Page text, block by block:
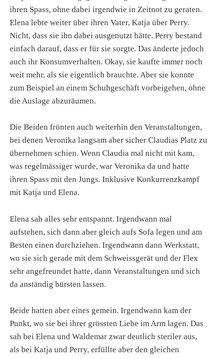
ihren Spass, ohne dabei irgendwie in Zeitnot zu geraten.
Elena lebte weiter über ihren Vater, Katja über Perry.
Nicht, dass sie ihn dabei ausgenutzt hätte. Perry bestand
einfach darauf, dass er für sie sorgte. Das änderte jedoch
auch ihr Konsumverhalten. Okay, sie kaufte immer noch
weit mehr, als sie eigentlich brauchte. Aber sie konnte
zum Beispiel an einem Schuhgeschäft vorbeigehen, ohne
die Auslage abzuräumen.
Die Beiden frönten auch weiterhin den Veranstaltungen,
bei denen Veronika langsam aber sicher Claudias Platz zu
übernehmen schien. Wenn Claudia mal nicht mit kam,
was regelmässiger wurde, war Veronika da und hatte
ihren Spass mit den Jungs. Inklusive Konkurrenzkampf
mit Katja und Elena.
Elena sah alles sehr entspannt. Irgendwann mal
aufstehen, sich dann aber gleich aufs Sofa legen und am
Besten einen durchziehen. Irgendwann dann Werkstatt,
wo sie sich gerade mit dem Schweissgerät und der Flex
sehr angefreundet hatte, dann Veranstaltungen und sich
da anständig bürsten lassen.
Beide hatten aber eines gemein. Irgendwann kam der
Punkt, wo sie bei ihrer grössten Liebe im Arm lagen. Das
sah bei Elena und Waldemar zwar deutlich steriler aus,
als bei Katja und Perry, erfüllte aber den gleichen